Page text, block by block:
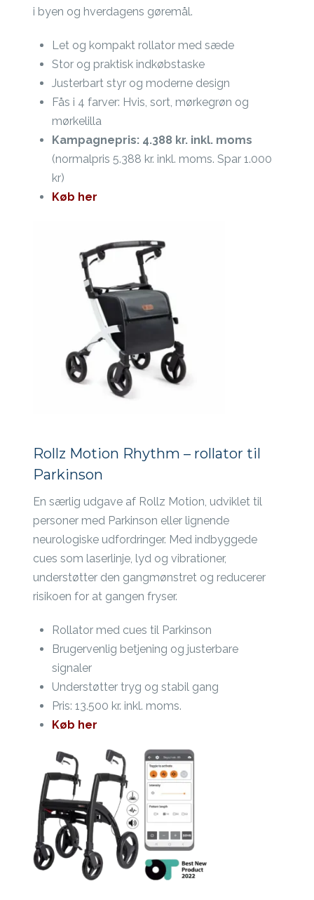
i byen og hverdagens gøremål.
Let og kompakt rollator med sæde
Stor og praktisk indkøbstaske
Justerbart styr og moderne design
Fås i 4 farver: Hvis, sort, mørkegrøn og
mørkelilla
Kampagnepris: 4.388 kr. inkl. moms
(normalpris 5.388 kr. inkl. moms. Spar 1.000
kr)
Køb her
Rollz Motion Rhythm – rollator til
Parkinson
En særlig udgave af Rollz Motion, udviklet til
personer med Parkinson eller lignende
neurologiske udfordringer. Med indbyggede
cues som laserlinje, lyd og vibrationer,
understøtter den gangmønstret og reducerer
risikoen for at gangen fryser.
Rollator med cues til Parkinson
Brugervenlig betjening og justerbare
signaler
Understøtter tryg og stabil gang
Pris: 13.500 kr. inkl. moms.
Køb her